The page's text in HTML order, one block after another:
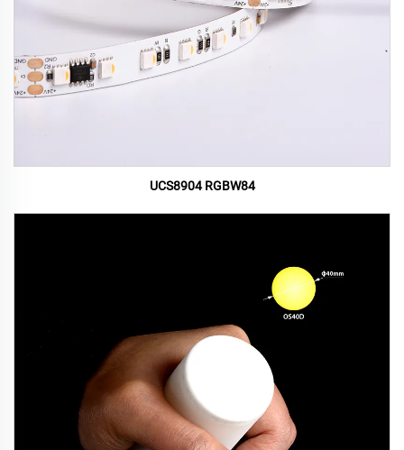
UCS8904 RGBW84